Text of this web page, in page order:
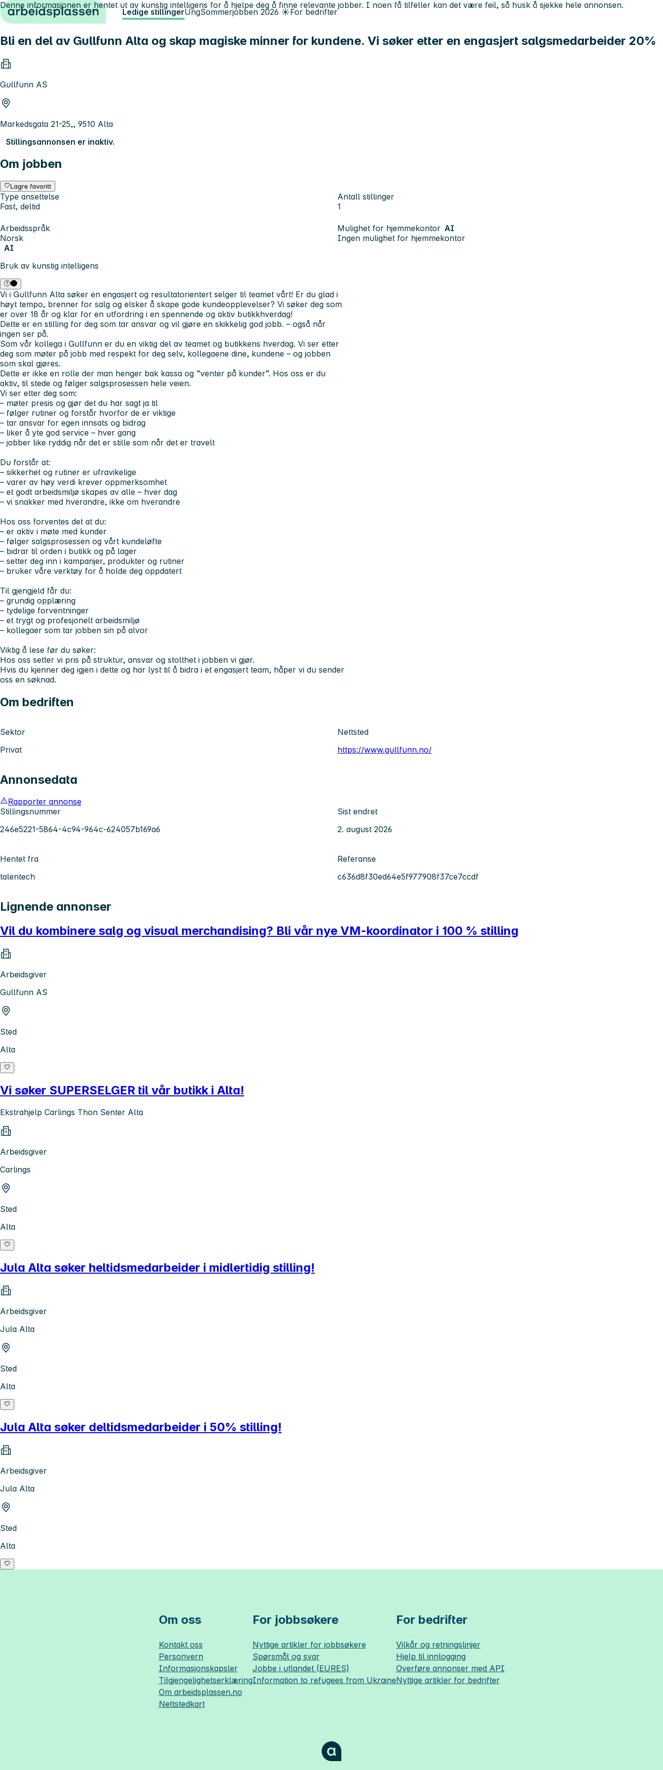
Hopp til innhold Ledige stillingerUngSommerjobben 2026 ☀️For bedrifter
Bli en del av Gullfunn Alta og skap magiske minner for kundene. Vi søker etter en engasjert salgsmedarbeider 20%
Gullfunn AS
Markedsgata 21-25,, 9510 Alta
Stillingsannonsen er inaktiv.
Om jobben
Lagre favoritt
Type ansettelse
Fast, deltid
Antall stillinger
1
Arbeidsspråk
Norsk
Mulighet for hjemmekontor AI
Ingen mulighet for hjemmekontor
AI
Bruk av kunstig intelligens
Denne informasjonen er hentet ut av kunstig intelligens for å hjelpe deg å finne relevante jobber. I noen få tilfeller kan det være feil, så husk å sjekke hele annonsen.
Vi i Gullfunn Alta søker en engasjert og resultatorientert selger til teamet vårt! Er du glad i
høyt tempo, brenner for salg og elsker å skape gode kundeopplevelser? Vi søker deg som
er over 18 år og klar for en utfordring i en spennende og aktiv butikkhverdag!
Dette er en stilling for deg som tar ansvar og vil gjøre en skikkelig god jobb. – også når
ingen ser på.
Som vår kollega i Gullfunn er du en viktig del av teamet og butikkens hverdag. Vi ser etter
deg som møter på jobb med respekt for deg selv, kollegaene dine, kundene – og jobben
som skal gjøres.
Dette er ikke en rolle der man henger bak kassa og “venter på kunder”. Hos oss er du
aktiv, til stede og følger salgsprosessen hele veien.
Vi ser etter deg som:
– møter presis og gjør det du har sagt ja til
– følger rutiner og forstår hvorfor de er viktige
– tar ansvar for egen innsats og bidrag
– liker å yte god service – hver gang
– jobber like ryddig når det er stille som når det er travelt
Du forstår at:
– sikkerhet og rutiner er ufravikelige
– varer av høy verdi krever oppmerksomhet
– et godt arbeidsmiljø skapes av alle – hver dag
– vi snakker med hverandre, ikke om hverandre
Hos oss forventes det at du:
– er aktiv i møte med kunder
– følger salgsprosessen og vårt kundeløfte
– bidrar til orden i butikk og på lager
– setter deg inn i kampanjer, produkter og rutiner
– bruker våre verktøy for å holde deg oppdatert
Til gjengjeld får du:
– grundig opplæring
– tydelige forventninger
– et trygt og profesjonelt arbeidsmiljø
– kollegaer som tar jobben sin på alvor
Viktig å lese før du søker:
Hos oss setter vi pris på struktur, ansvar og stolthet i jobben vi gjør.
Hvis du kjenner deg igjen i dette og har lyst til å bidra i et engasjert team, håper vi du sender
oss en søknad.
Om bedriften
Sektor
Privat
Nettsted
https://www.gullfunn.no/
Annonsedata
Rapporter annonse
Stillingsnummer
246e5221-5864-4c94-964c-624057b169a6
Sist endret
2. august 2026
Hentet fra
talentech
Referanse
c636d8f30ed64e5f977908f37ce7ccdf
Lignende annonser
Vil du kombinere salg og visual merchandising? Bli vår nye VM-koordinator i 100 % stilling
Arbeidsgiver
Gullfunn AS
Sted
Alta
Vi søker SUPERSELGER til vår butikk i Alta!
Ekstrahjelp Carlings Thon Senter Alta
Arbeidsgiver
Carlings
Sted
Alta
Jula Alta søker heltidsmedarbeider i midlertidig stilling!
Arbeidsgiver
Jula Alta
Sted
Alta
Jula Alta søker deltidsmedarbeider i 50% stilling!
Arbeidsgiver
Jula Alta
Sted
Alta
Om oss
Kontakt oss
Personvern
Informasjonskapsler
Tilgjengelighetserklæring
Om arbeidsplassen.no
Nettstedkart
For jobbsøkere
Nyttige artikler for jobbsøkere
Spørsmål og svar
Jobbe i utlandet (EURES)
Information to refugees from Ukraine
For bedrifter
Vilkår og retningslinjer
Hjelp til innlogging
Overføre annonser med API
Nyttige artikler for bedrifter